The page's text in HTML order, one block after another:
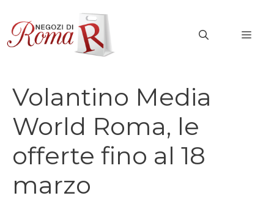
contenuto
Volantino Media
World Roma, le
offerte fino al 18
marzo